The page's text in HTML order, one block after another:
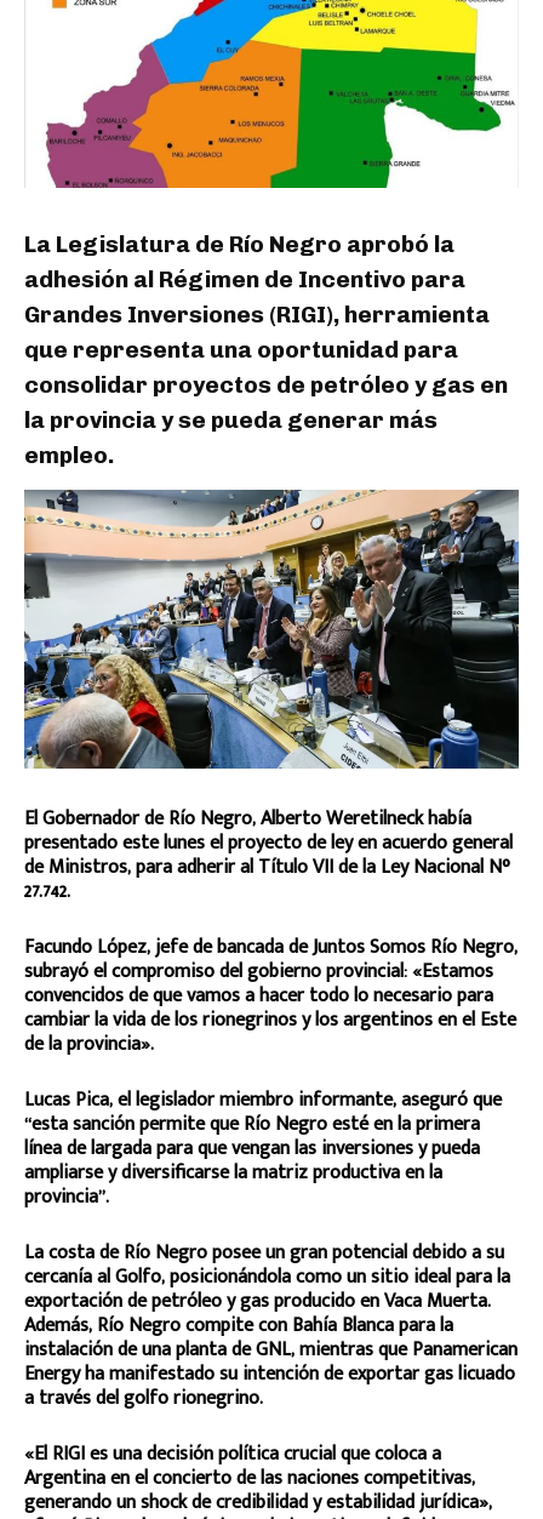
La Legislatura de Río Negro aprobó la
adhesión al Régimen de Incentivo para
Grandes Inversiones (RIGI), herramienta
que representa una oportunidad para
consolidar proyectos de petróleo y gas en
la provincia y se pueda generar más
empleo.
El Gobernador de Río Negro, Alberto Weretilneck había
presentado este lunes el proyecto de ley en acuerdo general
de Ministros, para adherir al Título VII de la Ley Nacional N°
27.742.
Facundo López, jefe de bancada de Juntos Somos Río Negro,
subrayó el compromiso del gobierno provincial: «Estamos
convencidos de que vamos a hacer todo lo necesario para
cambiar la vida de los rionegrinos y los argentinos en el Este
de la provincia».
Lucas Pica, el legislador miembro informante, aseguró que
“esta sanción permite que Río Negro esté en la primera
línea de largada para que vengan las inversiones y pueda
ampliarse y diversificarse la matriz productiva en la
provincia”.
La costa de Río Negro posee un gran potencial debido a su
cercanía al Golfo, posicionándola como un sitio ideal para la
exportación de petróleo y gas producido en Vaca Muerta.
Además, Río Negro compite con Bahía Blanca para la
instalación de una planta de GNL, mientras que Panamerican
Energy ha manifestado su intención de exportar gas licuado
a través del golfo rionegrino.
«El RIGI es una decisión política crucial que coloca a
Argentina en el concierto de las naciones competitivas,
generando un shock de credibilidad y estabilidad jurídica»,